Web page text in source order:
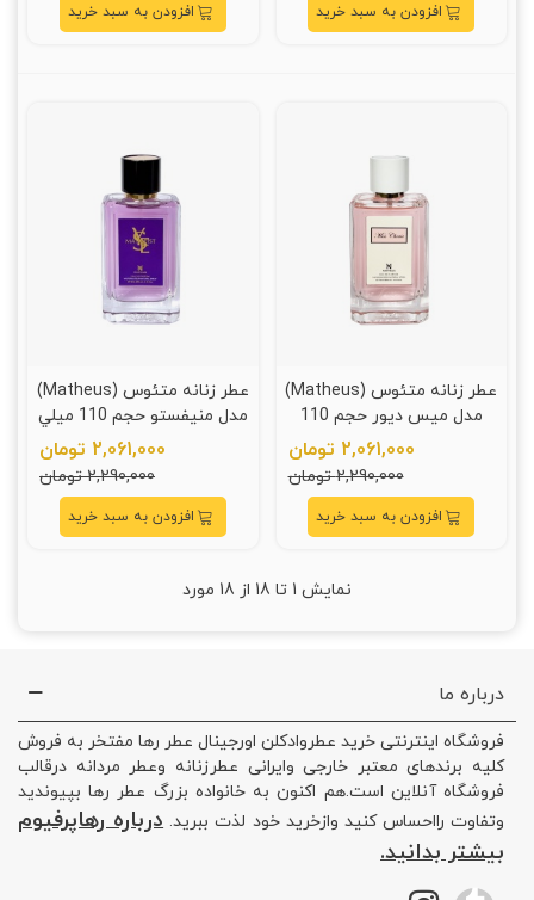
افزودن به سبد خرید افزودن به سبد خرید
عطر زنانه متئوس (Matheus)
مدل ميس ديور حجم 110
ميلي ليتر
2,061,000 تومان
2,290,000 تومان
افزودن به سبد خرید
عطر زنانه متئوس (Matheus)
مدل منيفستو حجم 110 ميلي
ليتر
2,061,000 تومان
2,290,000 تومان
افزودن به سبد خرید
نمایش 1 تا 18 از 18 مورد
درباره ما
فروشگاه اینترنتی خرید عطروادکلن اورجینال عطر رها مفتخر به فروش
کلیه برندهای معتبر خارجی وایرانی عطرزنانه وعطر مردانه درقالب
فروشگاه آنلاین است.هم اکنون به خانواده بزرگ عطر رها بپیوندید
وتفاوت رااحساس کنید وازخرید خود لذت ببرید. درباره رهاپرفیوم
بیشتر بدانید.